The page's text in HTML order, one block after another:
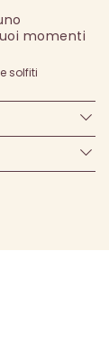
momenti
solfiti